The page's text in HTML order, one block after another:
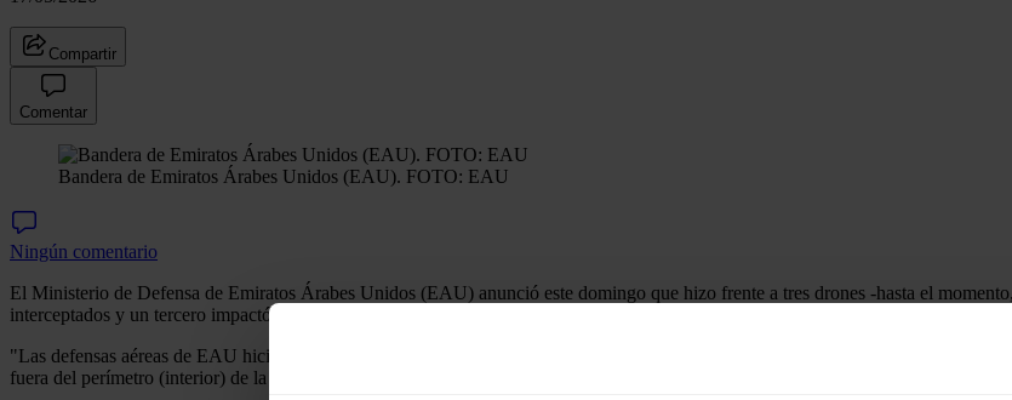
Compartir
Comentar
Bandera de Emiratos Árabes Unidos (EAU). FOTO: EAU
Ningún comentario
El Ministerio de Defensa de Emiratos Árabes Unidos (EAU) anunció este domingo que hizo frente a tres drones -hasta el
interceptados y un tercero impactó en un generador en el perímetro externo de una central nuclear sin provocar riesgo radiológico.
"Las defensas aéreas de EAU hicieron frente a tres drones que ingresaron al país desde la frontera occidental. Dos fueron
fuera del perímetro (interior) de la central nuclear de Barakah", dijo el departamento en un breve comunicado.